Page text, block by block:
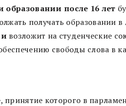
образовании после 16 лет
получать образовании в
возложит на студенческие
свободы слова в
, принятие которого в